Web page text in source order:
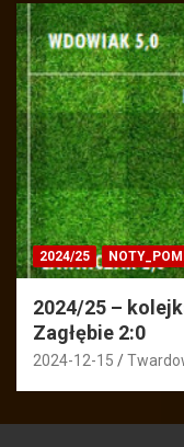
2024/25
2024/25 –
Zagłębie 2:0
2024-12-15